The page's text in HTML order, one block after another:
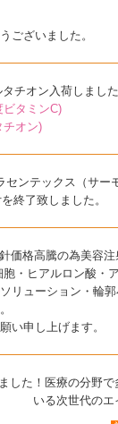
ございました。
チオン入荷しました
タミンC)
オン)
センテックス（サー
終了致しました。
価格高騰の為美容
胞・ヒアルロン酸・
リューション・輪
い申し上げます。
した！医療の分野
いる次世代のエ